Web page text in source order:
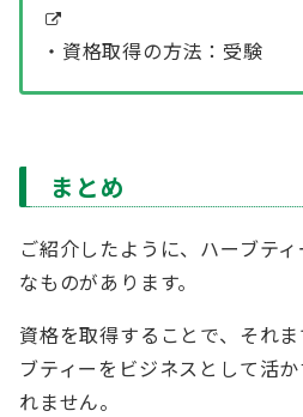
・資格取得の方法：受験
まとめ
ご紹介したように、ハーブテ
なものがあります。
資格を取得することで、それ
ブティーをビジネスとして活
れません。